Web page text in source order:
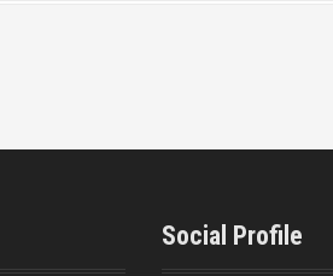
Social Profile